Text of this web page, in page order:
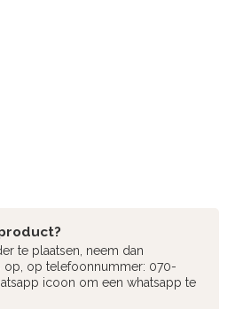
te plaatsen, neem dan
op telefoonnummer: 070-
icoon om een whatsapp te